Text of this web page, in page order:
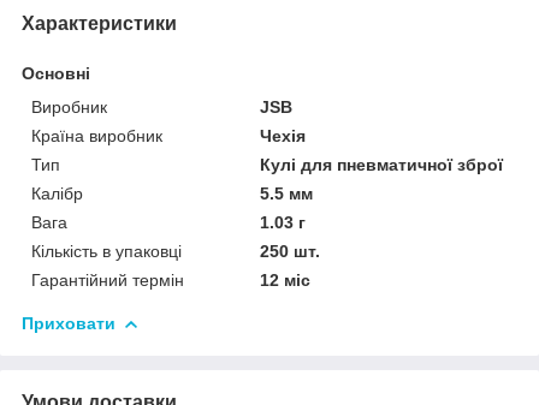
Характеристики
Основні
Виробник
JSB
Країна виробник
Чехія
Тип
Кулі для пневматичної зброї
Калібр
5.5 мм
Вага
1.03 г
Кількість в упаковці
250 шт.
Гарантійний термін
12 міс
Приховати